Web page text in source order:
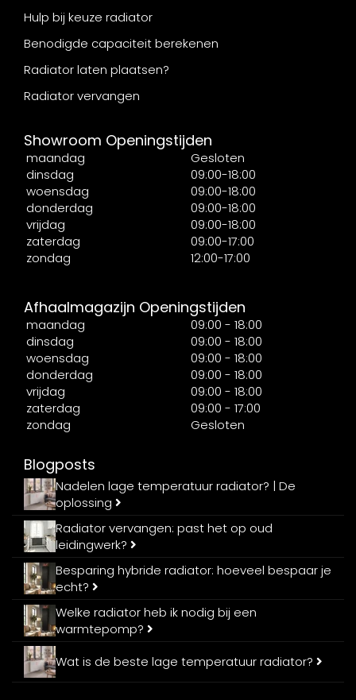
Hulp bij keuze radiator
Benodigde capaciteit berekenen
Radiator laten plaatsen?
Radiator vervangen
Showroom Openingstijden
maandag
Gesloten
dinsdag
09:00-18:00
woensdag
09:00-18:00
donderdag
09:00-18:00
vrijdag
09:00-18:00
zaterdag
09:00-17:00
zondag
12:00-17:00
Afhaalmagazijn Openingstijden
maandag
09:00 - 18:00
dinsdag
09:00 - 18:00
woensdag
09:00 - 18:00
donderdag
09:00 - 18:00
vrijdag
09:00 - 18:00
zaterdag
09:00 - 17:00
zondag
Gesloten
Blogposts
Nadelen lage temperatuur radiator? | De
oplossing
Radiator vervangen: past het op oud
leidingwerk?
Besparing hybride radiator: hoeveel bespaar je
echt?
Welke radiator heb ik nodig bij een
warmtepomp?
Wat is de beste lage temperatuur radiator?